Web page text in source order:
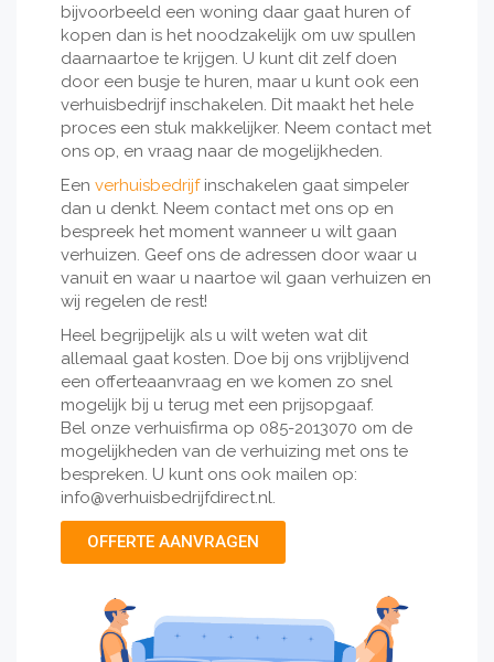
bijvoorbeeld een woning daar gaat huren of
kopen dan is het noodzakelijk om uw spullen
daarnaartoe te krijgen. U kunt dit zelf doen
door een busje te huren, maar u kunt ook een
verhuisbedrijf inschakelen. Dit maakt het hele
proces een stuk makkelijker. Neem contact met
ons op, en vraag naar de mogelijkheden.
Een verhuisbedrijfinschakelen gaat simpeler
dan u denkt. Neem contact met ons op en
bespreek het moment wanneer u wilt gaan
verhuizen. Geef ons de adressen door waar u
vanuit en waar u naartoe wil gaan verhuizen en
wij regelen de rest!
Heel begrijpelijk als u wilt weten wat dit
allemaal gaat kosten. Doe bij ons vrijblijvend
een offerteaanvraag en we komen zo snel
mogelijk bij u terug met een prijsopgaaf.
Bel onze verhuisfirma op 085-2013070 om de
mogelijkheden van de verhuizing met ons te
bespreken. U kunt ons ook mailen op:
info@verhuisbedrijfdirect.nl.
OFFERTE AANVRAGEN